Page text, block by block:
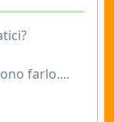
farlo....